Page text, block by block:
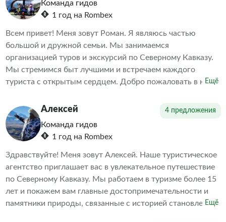
Команда гидов
1 год на Rombex
Всем привет! Меня зовут Роман. Я являюсь частью
большой и дружной семьи. Мы занимаемся
организацией туров и экскурсий по Северному Кавказу.
Мы стремимся быт лучшими и встречаем каждого
туриста с открытым сердцем. Добро пожаловать в нашу
гостеприимство! Ухоженный и подготовленный
транспорт! Профессиональные гиды!
Ещё
Алексей 4 предложения
Команда гидов
1 год на Rombex
Здравствуйте! Меня зовут Алексей. Наше туристическое
агентство приглашает вас в увлекательное путешествие
по Северному Кавказу. Мы работаем в туризме более 15
лет и покажем вам главные достопримечательности и
памятники природы, связанные с историей становления
Ещё